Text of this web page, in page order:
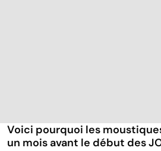
Voici pourquoi les
un mois avant le début des